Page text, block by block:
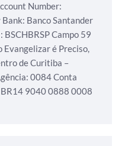
Number:
Banco Santander
BSCHBRSPCampo 59
Evangelizar é Preciso,
de Curitiba –
0084Conta
9040 0888 0008